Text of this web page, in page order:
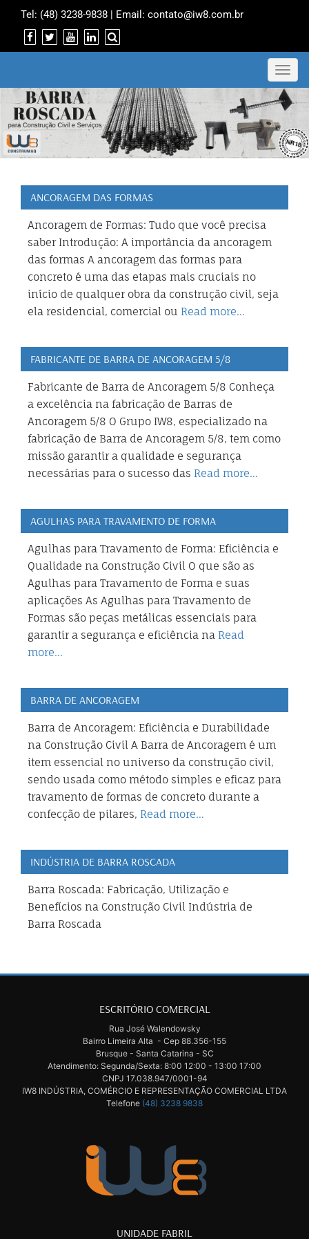
Tel: (48) 3238-9838 | Email: contato@iw8.com.br
ANCORAGEM DAS FORMAS
Ancoragem de Formas: Tudo que você precisa
saber Introdução: A importância da ancoragem
das formas A ancoragem das formas para
concreto é uma das etapas mais cruciais no
início de qualquer obra da construção civil, seja
ela residencial, comercial ou Read more…
FABRICANTE DE BARRA DE ANCORAGEM 5/8
Fabricante de Barra de Ancoragem 5/8 Conheça
a excelência na fabricação de Barras de
Ancoragem 5/8 O Grupo IW8, especializado na
fabricação de Barra de Ancoragem 5/8, tem como
missão garantir a qualidade e segurança
necessárias para o sucesso das Read more…
AGULHAS PARA TRAVAMENTO DE FORMA
Agulhas para Travamento de Forma: Eficiência e
Qualidade na Construção Civil O que são as
Agulhas para Travamento de Forma e suas
aplicações As Agulhas para Travamento de
Formas são peças metálicas essenciais para
garantir a segurança e eficiência na Read
more…
BARRA DE ANCORAGEM
Barra de Ancoragem: Eficiência e Durabilidade
na Construção Civil A Barra de Ancoragem é um
item essencial no universo da construção civil,
sendo usada como método simples e eficaz para
travamento de formas de concreto durante a
confecção de pilares, Read more…
INDÚSTRIA DE BARRA ROSCADA
Barra Roscada: Fabricação, Utilização e
Benefícios na Construção Civil Indústria de
Barra Roscada
ESCRITÓRIO COMERCIAL
Rua José Walendowsky
Bairro Limeira Alta - Cep 88.356-155
Brusque - Santa Catarina - SC
Atendimento: Segunda/Sexta: 8:00 12:00 - 13:00 17:00
CNPJ 17.038.947/0001-94
IW8 INDÚSTRIA, COMÉRCIO E REPRESENTAÇÃO COMERCIAL LTDA
Telefone (48) 3238 9838
UNIDADE FABRIL